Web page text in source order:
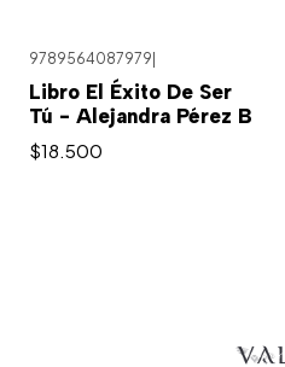
9789564087979|
Libro El Éxito De Ser
Tú - Alejandra Pérez B
$18.500